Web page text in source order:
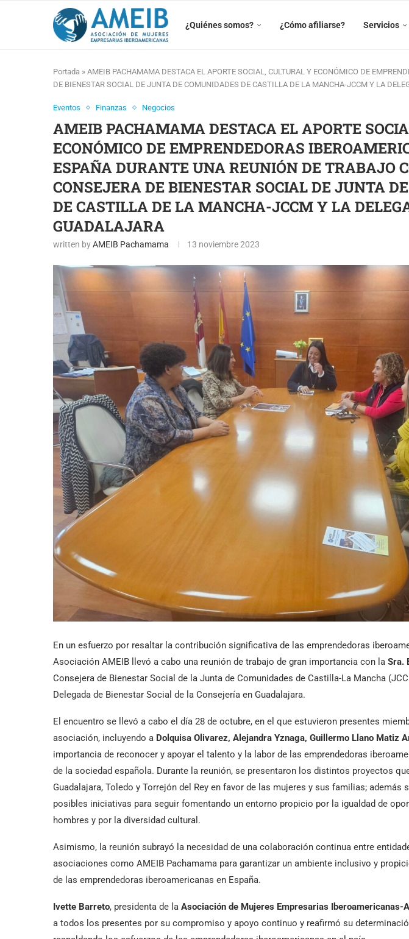
¿Quiénes somos? ¿Cómo afiliarse? Servicios
Portada » AMEIB PACHAMAMA DESTACA EL APORTE SOCIAL, CULTURAL Y ECONÓMICO DE
DE BIENESTAR SOCIAL DE JUNTA DE COMUNIDADES DE CASTILLA DE LA MANCHA-JCCM Y LA
Eventos Finanzas Negocios
AMEIB PACHAMAMA DESTACA EL APORTE
ECONÓMICO DE EMPRENDEDORAS
ESPAÑA DURANTE UNA REUNIÓN DE TRABAJO
CONSEJERA DE BIENESTAR SOCIAL DE JUNTA
DE CASTILLA DE LA MANCHA-JCCM Y LA
GUADALAJARA
written byAMEIB Pachamama 13 noviembre 2023
En un esfuerzo por resaltar la contribución significativa de las emprendedoras
Asociación AMEIB llevó a cabo una reunión de trabajo de gran importancia con la Sra.
Consejera de Bienestar Social de la Junta de Comunidades de Castilla-La Mancha
Delegada de Bienestar Social de la Consejería en Guadalajara.
El encuentro se llevó a cabo el día 28 de octubre, en el que estuvieron presentes
asociación, incluyendo a Dolquisa Olivarez, Alejandra Yznaga, Guillermo Llano Matiz
importancia de reconocer y apoyar el talento y la labor de las emprendedoras
de la sociedad española. Durante la reunión, se presentaron los distintos proyectos
Guadalajara, Toledo y Torrejón del Rey en favor de las mujeres y sus familias; además
posibles iniciativas para seguir fomentando un entorno propicio por la igualdad de
hombres y por la diversidad cultural.
Asimismo, la reunión subrayó la necesidad de una colaboración continua entre
asociaciones como AMEIB Pachamama para garantizar un ambiente inclusivo y
de las emprendedoras iberoamericanas en España.
Ivette Barreto, presidenta de la Asociación de Mujeres Empresarias Iberoamericanas-
a todos los presentes por su compromiso y apoyo continuo y reafirmó su